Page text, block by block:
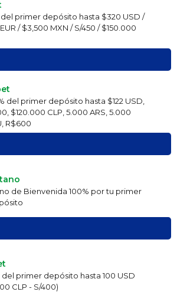
del primer depósito hasta $320 USD /
/ $3,500 MXN / S/450 / $150.000
del primer depósito hasta $122 USD,
$120.000 CLP, 5.000 ARS, 5.000
R$600
de Bienvenida 100% por tu primer
del primer depósito hasta 100 USD
CLP - S/400)